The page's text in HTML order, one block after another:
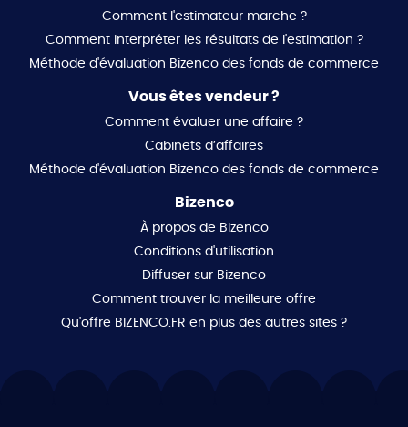
Comment l'estimateur marche ?
Comment interpréter les résultats de l'estimation ?
Méthode d'évaluation Bizenco des fonds de commerce
Vous êtes vendeur ?
Comment évaluer une affaire ?
Cabinets d’affaires
Méthode d'évaluation Bizenco des fonds de commerce
Bizenco
À propos de Bizenco
Conditions d'utilisation
Diffuser sur Bizenco
Comment trouver la meilleure offre
Qu'offre BIZENCO.FR en plus des autres sites ?